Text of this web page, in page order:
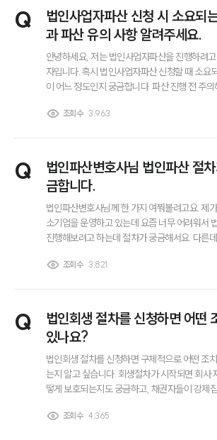
그룹소개
대륜의 강점
오시는 길
글로벌 파트너 로펌
고객의 소리
통합검색
AI대륜
주요 업무사례
법률지식인
고객후기
전체
구성원 소개
법인회생파산전문변호
Q
법인사업자파산 신청 시 소요되
과 파산 유의 사항 알려주세요.
안녕하세요, 저는 법인사업자파산을 진행하려
자입니다. 혹시 법인사업자파산 신청할 때 소요되는 비용
이 어느 정도인지 궁금합니다. 파산 진행 전 주의해야 할 점
시면 감사하겠습니다.
조회수 3,963
Q
법인파산변호사님 법인파산 절
금합니다.
법인파산변호사님께 한 가지 여쭤볼려고요. 제가 작은 중
소기업을 운영하고 있는데 요즘 너무 어려워서
진행해보려고 하는데 절차가 궁금해서요. 다른데 검색해봐
하게 어떤 흐름으로 가는지 알고싶어요. 알려주시면 감사
조회수 3,821
Q
법인회생 절차를 신청하면 어떤
있나요?
법인회생 절차를 신청하면 구체적으로 어떤 조
는지 알고 싶습니다. 회생절차가 시작되면 회사
떻게 보호되는지도 궁금하고, 채권자들이 강제
소할 수도 있는지도 확인하고 싶습니다.
조회수 4,365